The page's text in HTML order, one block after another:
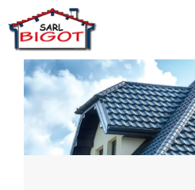
Passer
au
contenu